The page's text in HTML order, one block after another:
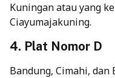
Kuningan atau yang
Ciayumajakuning.
4. Plat Nomor D
Bandung, Cimahi,